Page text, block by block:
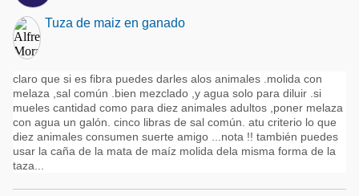
Tuza de maiz en ganado
claro que si es fibra puedes darles alos animales .molida con
melaza ,sal común .bien mezclado ,y agua solo para diluir .si
mueles cantidad como para diez animales adultos ,poner melaza
con agua un galón. cinco libras de sal común. atu criterio lo que
diez animales consumen suerte amigo ...nota !! también puedes
usar la caña de la mata de maíz molida dela misma forma de la
taza...